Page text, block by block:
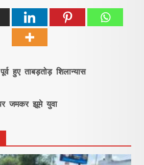
हुए ताबड़तोड़ शिलान्यास
जमकर झूमे युवा